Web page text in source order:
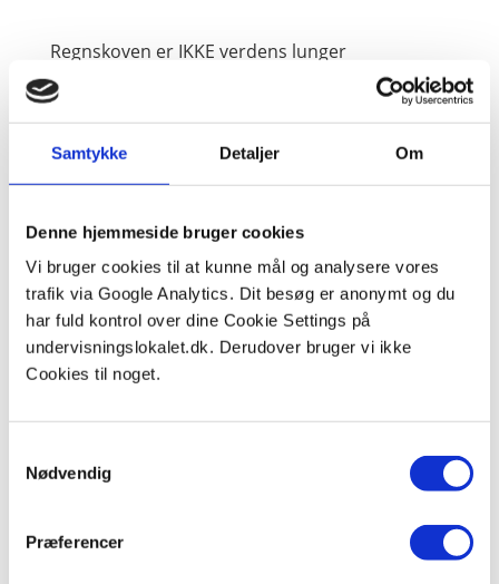
Samtykke Detaljer Om
Denne hjemmeside bruger cookies
Vi bruger cookies til at kunne mål og analysere vores
trafik via Google Analytics. Dit besøg er anonymt og du
har fuld kontrol over dine Cookie Settings på
undervisningslokalet.dk. Derudover bruger vi ikke
Cookies til noget.
Nødvendig
Præferencer
Regnskoven er IKKE verdens lunger
Information
Cookies & Privatlivspolitik